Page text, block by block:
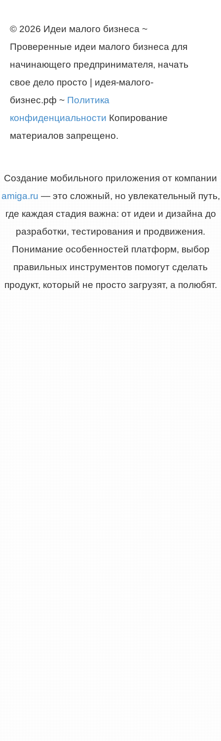
© 2026 Идеи малого бизнеса ~
Проверенные идеи малого бизнеса для
начинающего предпринимателя, начать
свое дело просто | идея-малого-
бизнес.рф ~ Политика
конфиденциальности Копирование
материалов запрещено.
Создание мобильного приложения от компании
amiga.ru — это сложный, но увлекательный путь,
где каждая стадия важна: от идеи и дизайна до
разработки, тестирования и продвижения.
Понимание особенностей платформ, выбор
правильных инструментов помогут сделать
продукт, который не просто загрузят, а полюбят.